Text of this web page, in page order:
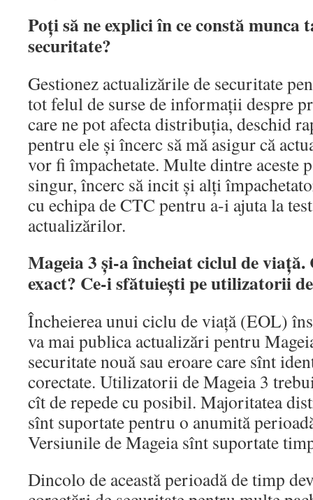
Poți să ne explici în ce constă munca
securitate?
Gestionez actualizările de securitate
tot felul de surse de informații despre
care ne pot afecta distribuția, deschid
pentru ele și încerc să mă asigur că
vor fi împachetate. Multe dintre aceste
singur, încerc să incit și alți
cu echipa de CTC pentru a-i ajuta la
actualizărilor.
Mageia 3 și-a încheiat ciclul de viață.
exact? Ce-i sfătuiești pe utilizatorii
Încheierea unui ciclu de viață (EOL)
va mai publica actualizări pentru
securitate nouă sau eroare care sînt
corectate. Utilizatorii de Mageia 3
cît de repede cu posibil. Majoritatea
sînt suportate pentru o anumită
Versiunile de Mageia sînt suportate
Dincolo de această perioadă de timp